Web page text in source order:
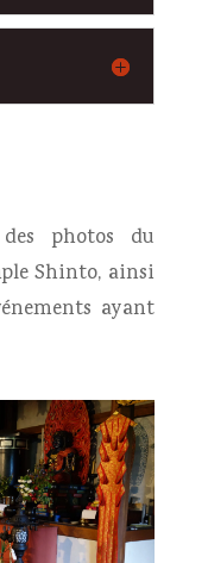
photos du
Shinto, ainsi
ayant